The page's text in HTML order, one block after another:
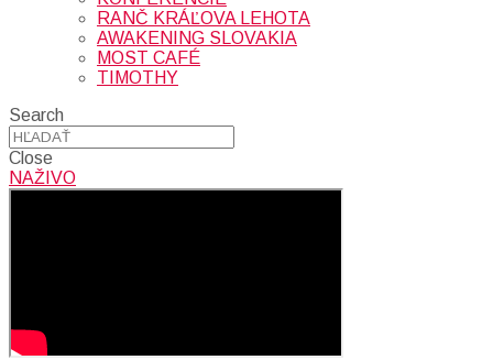
RANČ KRÁĽOVA LEHOTA
AWAKENING SLOVAKIA
MOST CAFÉ
TIMOTHY
Search
Close
NAŽIVO